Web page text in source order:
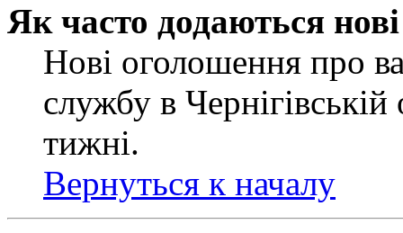
Як часто додаються
Нові оголошення про
службу в
тижні.
Вернуться к началу